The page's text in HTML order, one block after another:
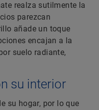
realza sutilmente la
parezcan
añade un toque
encajan a la
suelo radiante,
su interior
su hogar, por lo que